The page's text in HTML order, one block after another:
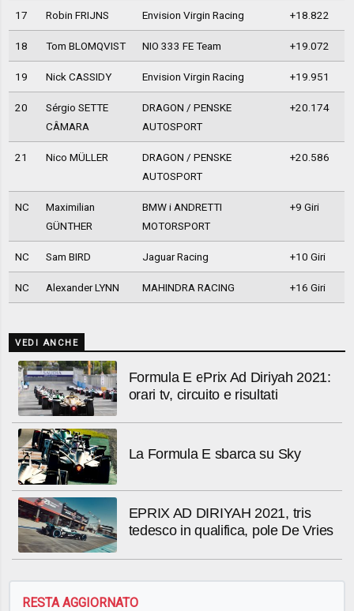
17 Robin FRIJNS Envision Virgin Racing +18.822
18 Tom BLOMQVIST NIO 333 FE Team +19.072
19 Nick CASSIDY Envision Virgin Racing +19.951
20
Sérgio SETTE
CÂMARA
DRAGON / PENSKE
AUTOSPORT
+20.174
21 Nico MÜLLER
DRAGON / PENSKE
AUTOSPORT
+20.586
NC
Maximilian
GÜNTHER
BMW i ANDRETTI
MOTORSPORT
+9 Giri
NC Sam BIRD Jaguar Racing +10 Giri
NC Alexander LYNN MAHINDRA RACING +16 Giri
VEDI ANCHE
Formula E ePrix Ad Diriyah 2021:
orari tv, circuito e risultati
La Formula E sbarca su Sky
EPRIX AD DIRIYAH 2021, tris
tedesco in qualifica, pole De Vries
RESTA AGGIORNATO